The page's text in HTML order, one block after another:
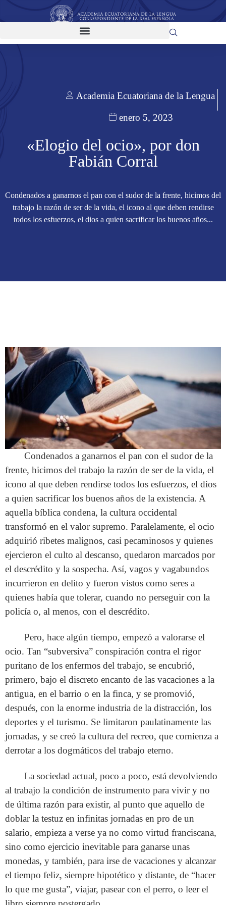
Academia Ecuatoriana de la Lengua
enero 5, 2023
«Elogio del ocio», por don
Fabián Corral
Condenados a ganarnos el pan con el sudor de la frente, hicimos del
trabajo la razón de ser de la vida, el icono al que deben rendirse
todos los esfuerzos, el dios a quien sacrificar los buenos años...
Condenados a ganarnos el pan con el sudor de la
frente, hicimos del trabajo la razón de ser de la vida, el
icono al que deben rendirse todos los esfuerzos, el dios
a quien sacrificar los buenos años de la existencia. A
aquella bíblica condena, la cultura occidental
transformó en el valor supremo. Paralelamente, el ocio
adquirió ribetes malignos, casi pecaminosos y quienes
ejercieron el culto al descanso, quedaron marcados por
el descrédito y la sospecha. Así, vagos y vagabundos
incurrieron en delito y fueron vistos como seres a
quienes había que tolerar, cuando no perseguir con la
policía o, al menos, con el descrédito.
Pero, hace algún tiempo, empezó a valorarse el
ocio. Tan “subversiva” conspiración contra el rigor
puritano de los enfermos del trabajo, se encubrió,
primero, bajo el discreto encanto de las vacaciones a la
antigua, en el barrio o en la finca, y se promovió,
después, con la enorme industria de la distracción, los
deportes y el turismo. Se limitaron paulatinamente las
jornadas, y se creó la cultura del recreo, que comienza a
derrotar a los dogmáticos del trabajo eterno.
La sociedad actual, poco a poco, está devolviendo
al trabajo la condición de instrumento para vivir y no
de última razón para existir, al punto que aquello de
doblar la testuz en infinitas jornadas en pro de un
salario, empieza a verse ya no como virtud franciscana,
sino como ejercicio inevitable para ganarse unas
monedas, y también, para irse de vacaciones y alcanzar
el tiempo feliz, siempre hipotético y distante, de “hacer
lo que me gusta”, viajar, pasear con el perro, o leer el